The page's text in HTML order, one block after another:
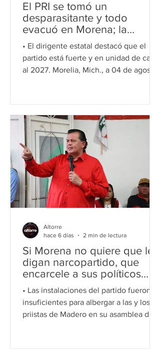
El PRI se tomó un
desparasitante y todo
evacuó en Morena; la
presidenta tiene
oportunidad de depurarlo y
dejar de ser un narco-
partido": Memo Valencia
• El dirigente estatal destacó que el
partido está fuerte y en unidad de cara
al 2027. Morelia, Mich., a 04 de agosto
bien, la gran ventaja es que la sociedad
sabe que es un PRI distinto, porque se
tomó un desparasitante y evacuó lo
peorcito en Morena, afirmó el dirigente
estatal, Memo Valencia, tras ratificar
que el tricolor llegará fuerte y en
unidad a la próxima jornada electoral.
“Saben que lo peorcito del PRI
Si Morena no quiere que le
digan narcopartido, que
encarcele a sus políticos
vinculados a la delincuencia:
Memo Valencia
• Las instalaciones del partido fueron
insuficientes para albergar a las y los
priistas de Madero en su asamblea de
Altorre
hace 6 días
2 min de lectura